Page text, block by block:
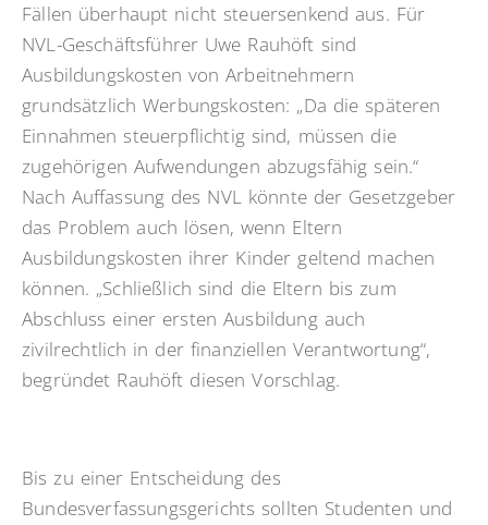
Fällen überhaupt nicht steuersenkend aus. Für
NVL-Geschäftsführer Uwe Rauhöft sind
Ausbildungskosten von Arbeitnehmern
grundsätzlich Werbungskosten: „Da die späteren
Einnahmen steuerpflichtig sind, müssen die
zugehörigen Aufwendungen abzugsfähig sein.“
Nach Auffassung des NVL könnte der Gesetzgeber
das Problem auch lösen, wenn Eltern
Ausbildungskosten ihrer Kinder geltend machen
können. „Schließlich sind die Eltern bis zum
Abschluss einer ersten Ausbildung auch
zivilrechtlich in der finanziellen Verantwortung“,
begründet Rauhöft diesen Vorschlag.
Bis zu einer Entscheidung des
Bundesverfassungsgerichts sollten Studenten und